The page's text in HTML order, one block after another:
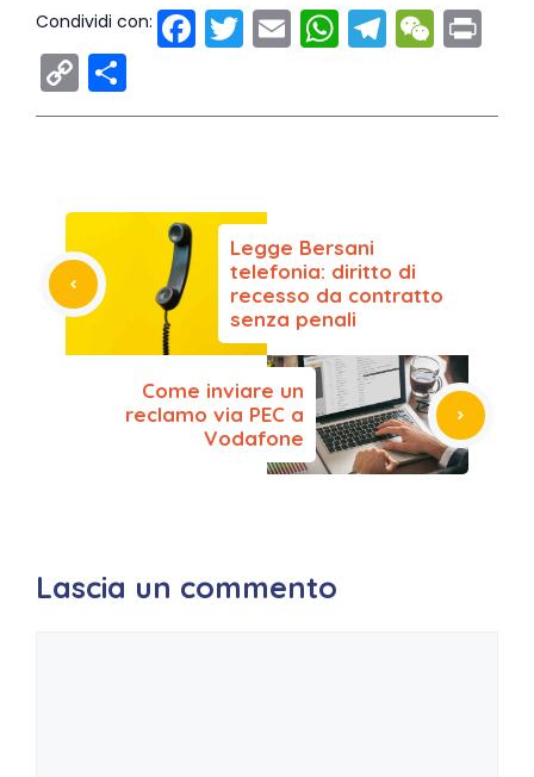
Condividi con:
F
c
o
T
itt
E
ai
W
a
p
T
e
W
C t
C
o
Li
n
k
o
vi
Legge Bersani
telefonia: diritto di
recesso da contratto
senza penali
Come inviare un
reclamo via PEC a
Vodafone
Lascia un commento